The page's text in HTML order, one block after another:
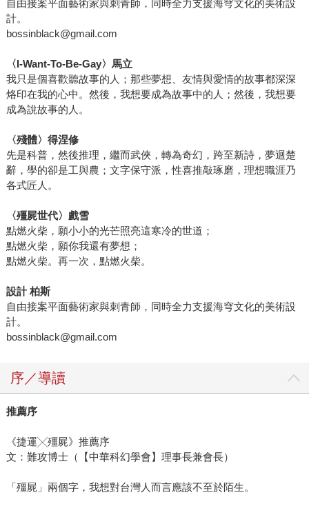
自由接案平面藝術家與刺青師，同時全力支援海穹文化的美術設
計。
bossinblack@gmail.com
〈I-Want-To-Be-Gay〉馬立
我只是個喜歡聽故事的人；那些夢想、友情與愛情的故事都深深
烙印在我的心中。然後，我想要成為故事中的人；然後，我想要
成為說故事的人。
〈殘體〉得涅修
先是科普，然後推理，繼而武俠，轉為奇幻，跨至新詩，夢迴楚
辭，學的卻是工與農；文字保守派，性喜推敲琢磨，理想職涯乃
各式匠人。
〈殭屍世代〉戲雪
點燃火柴，願小小的光芒照亮這寒冷的世道；
點燃火柴，願你我還有夢想；
點燃火柴。再一次，點燃火柴。
設計 柏斯
自由接案平面藝術家與刺青師，同時全力支援海穹文化的美術設
計。
bossinblack@gmail.com
序／導讀
推薦序
《捷運╳殭屍》推薦序
文：難攻博士（【中華科幻學會】理事長兼會長）
「殭屍」兩個字，我想對台灣人而言應該不至於陌生。